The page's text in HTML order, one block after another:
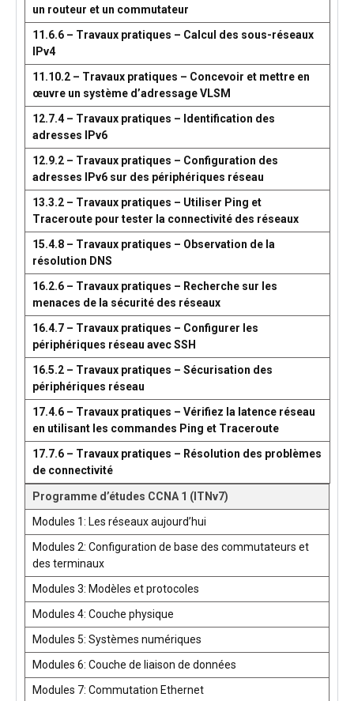
un routeur et un commutateur
11.6.6 – Travaux pratiques – Calcul des sous-réseaux
IPv4
11.10.2 – Travaux pratiques – Concevoir et mettre en
œuvre un système d’adressage VLSM
12.7.4 – Travaux pratiques – Identification des
adresses IPv6
12.9.2 – Travaux pratiques – Configuration des
adresses IPv6 sur des périphériques réseau
13.3.2 – Travaux pratiques – Utiliser Ping et
Traceroute pour tester la connectivité des réseaux
15.4.8 – Travaux pratiques – Observation de la
résolution DNS
16.2.6 – Travaux pratiques – Recherche sur les
menaces de la sécurité des réseaux
16.4.7 – Travaux pratiques – Configurer les
périphériques réseau avec SSH
16.5.2 – Travaux pratiques – Sécurisation des
périphériques réseau
17.4.6 – Travaux pratiques – Vérifiez la latence réseau
en utilisant les commandes Ping et Traceroute
17.7.6 – Travaux pratiques – Résolution des problèmes
de connectivité
Programme d’études CCNA 1 (ITNv7)
Modules 1: Les réseaux aujourd’hui
Modules 2: Configuration de base des commutateurs et
des terminaux
Modules 3: Modèles et protocoles
Modules 4: Couche physique
Modules 5: Systèmes numériques
Modules 6: Couche de liaison de données
Modules 7: Commutation Ethernet